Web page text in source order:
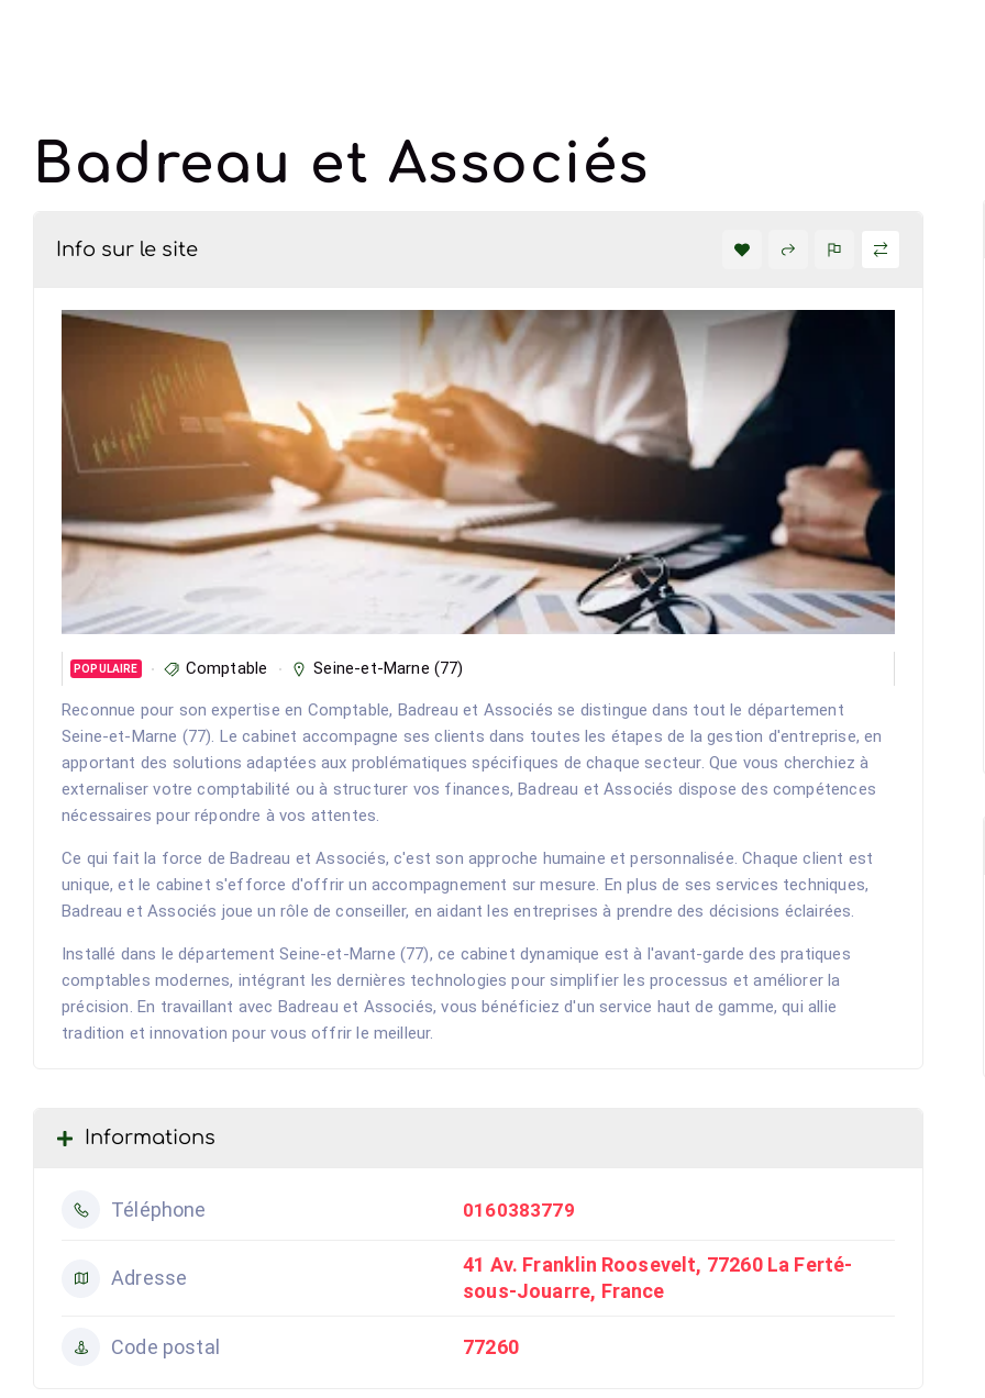
Badreau et Associés
Info sur le site
POPULAIRE Comptable Seine-et-Marne (77)
Reconnue pour son expertise en Comptable, Badreau et Associés se distingue dans tout le département
Seine-et-Marne (77). Le cabinet accompagne ses clients dans toutes les étapes de la gestion d'entreprise, en
apportant des solutions adaptées aux problématiques spécifiques de chaque secteur. Que vous cherchiez à
externaliser votre comptabilité ou à structurer vos finances, Badreau et Associés dispose des compétences
nécessaires pour répondre à vos attentes.
Ce qui fait la force de Badreau et Associés, c'est son approche humaine et personnalisée. Chaque client est
unique, et le cabinet s'efforce d'offrir un accompagnement sur mesure. En plus de ses services techniques,
Badreau et Associés joue un rôle de conseiller, en aidant les entreprises à prendre des décisions éclairées.
Installé dans le département Seine-et-Marne (77), ce cabinet dynamique est à l'avant-garde des pratiques
comptables modernes, intégrant les dernières technologies pour simplifier les processus et améliorer la
précision. En travaillant avec Badreau et Associés, vous bénéficiez d'un service haut de gamme, qui allie
tradition et innovation pour vous offrir le meilleur.
Informations
Téléphone 0160383779
Adresse
41 Av. Franklin Roosevelt, 77260 La Ferté-
sous-Jouarre, France
Code postal 77260